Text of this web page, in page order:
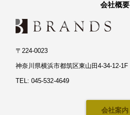
会社概要
〒224-0023
神奈川県横浜市都筑区東山田4-34-12-1F
TEL: 045-532-4649
会社案内